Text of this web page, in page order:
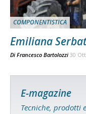
COMPONENTISTICA
Emiliana
Di Francesco Bartolozzi 30
E-magazine
Tecniche, prodotti